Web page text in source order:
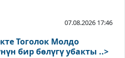
07.08.2026 17:46
Тоголок Молдо
бир бөлүгү убакты ..>